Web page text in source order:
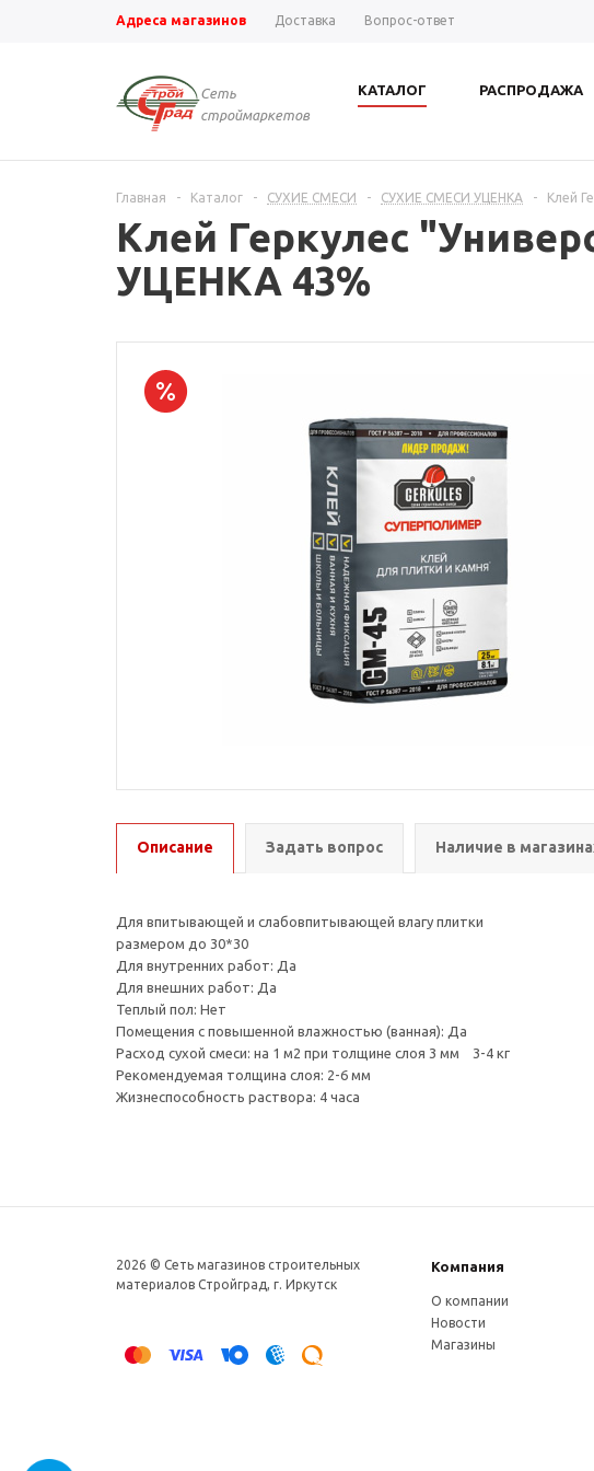
Адреса магазинов Доставка Вопрос-ответ
Сеть
строймаркетов
КАТАЛОГ РАСПРОДАЖА
Главная - Каталог - СУХИЕ СМЕСИ - СУХИЕ СМЕСИ УЦЕНКА - Клей
Клей Геркулес
УЦЕНКА 43%
Описание Задать вопрос Наличие в
Для впитывающей и слабовпитывающей влагу плитки
размером до 30*30
Для внутренних работ: Да
Для внешних работ: Да
Теплый пол: Нет
Помещения с повышенной влажностью (ванная): Да
Расход сухой смеси: на 1 м2 при толщине слоя 3 мм 3-4 кг
Рекомендуемая толщина слоя: 2-6 мм
Жизнеспособность раствора: 4 часа
2026 © Сеть магазинов строительных
материалов Стройград, г. Иркутск
Компания
О компании
Новости
Магазины